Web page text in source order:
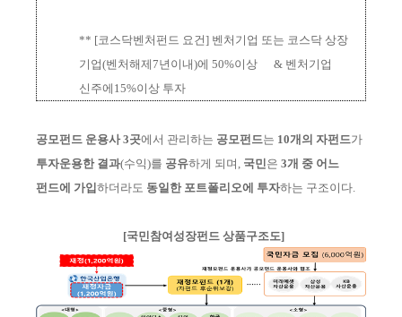
** [코스닥벤처펀드 요건] 벤처기업 또는 코스닥 상장
기업(벤처해제7년이내)에 50%이상& 벤처기업
신주에15%이상 투자
공모펀드 운용사 3곳에서 관리하는 공모펀드는 10개의 자펀드가
투자운용한 결과(수익)를 공유하게 되며, 국민은 3개 중 어느
펀드에 가입 하더라도 동일한포트폴리오에 투자하는 구조이다.
[국민참여성장펀드 상품구조도]